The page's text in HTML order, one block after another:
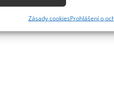
aktivně vyžádaných informací.
Zásady cookiesProhlášení o